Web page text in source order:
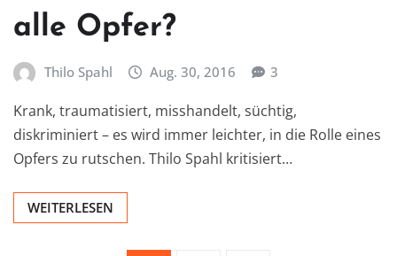
alle Opfer?
Thilo Spahl Aug. 30, 2016 3
Krank, traumatisiert, misshandelt, süchtig,
diskriminiert – es wird immer leichter, in die Rolle eines
Opfers zu rutschen. Thilo Spahl kritisiert…
WEITERLESEN